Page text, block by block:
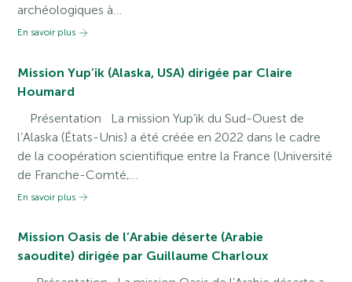
archéologiques à…
En savoir plus
Mission Yup’ik (Alaska, USA) dirigée par Claire
Houmard
Présentation La mission Yup’ik du Sud-Ouest de
l’Alaska (États-Unis) a été créée en 2022 dans le cadre
de la coopération scientifique entre la France (Université
de Franche-Comté,…
En savoir plus
Mission Oasis de l’Arabie déserte (Arabie
saoudite) dirigée par Guillaume Charloux